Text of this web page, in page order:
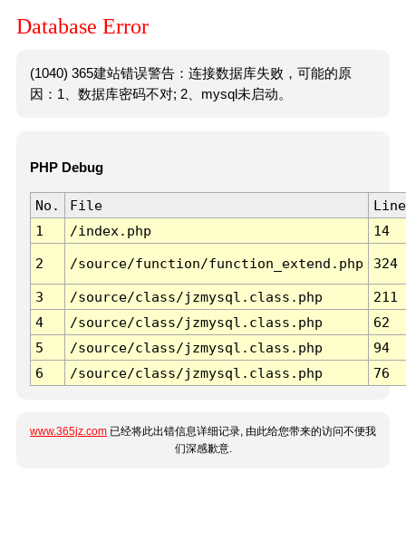
Database Error
(1040) 365建站错误警告：连接数据库失败，可能的原
因：1、数据库密码不对; 2、mysql未启动。
PHP Debug
No. File
Line
1
/index.php 14
2 /source/function/function_extend.php 324
3 /source/class/jzmysql.class.php
211
4
/source/class/jzmysql.class.php
62
5
/source/class/jzmysql.class.php
94
6
/source/class/jzmysql.class.php 76
www.365jz.com 已经将此出错信息详细记录, 由此给您带来的访问不便我
们深感歉意.